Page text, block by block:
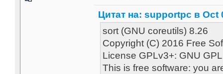
Цитат на: supportpc в Oct
sort (GNU coreutils) 8.26
Copyright (C) 2016 Free
License GPLv3+: GNU
This is free software: you